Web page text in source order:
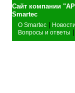
Сайт компании
О Smartec
Вопросы и ответы